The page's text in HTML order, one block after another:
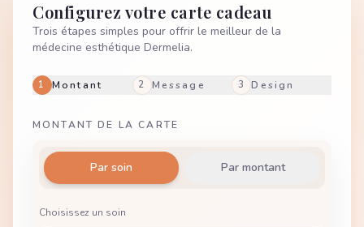
Configurez votre carte cadeau
Trois étapes simples pour offrir le meilleur de la
médecine esthétique Dermelia.
1 Montant 2 Message 3 Design
MONTANT DE LA CARTE
Par soin Par montant
Choisissez un soin